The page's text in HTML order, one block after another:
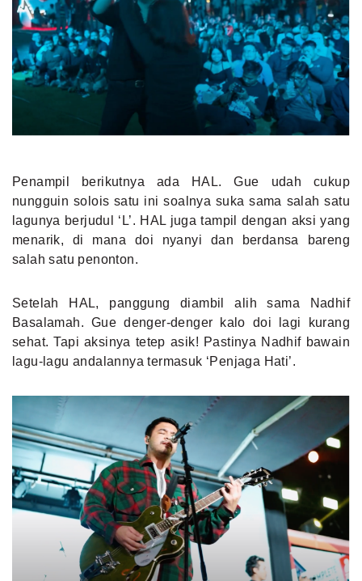
Penampil berikutnya ada HAL. Gue udah cukup
nungguin solois satu ini soalnya suka sama salah satu
lagunya berjudul ‘L’. HAL juga tampil dengan aksi yang
menarik, di mana doi nyanyi dan berdansa bareng
salah satu penonton.
Setelah HAL, panggung diambil alih sama Nadhif
Basalamah. Gue denger-denger kalo doi lagi kurang
sehat. Tapi aksinya tetep asik! Pastinya Nadhif bawain
lagu-lagu andalannya termasuk ‘Penjaga Hati’.